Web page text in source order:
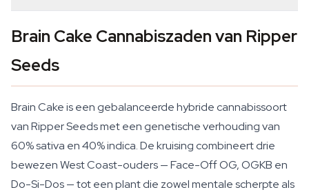
Brain Cake Cannabiszaden van Ripper
Seeds
Brain Cake is een gebalanceerde hybride cannabissoort
van Ripper Seeds met een genetische verhouding van
60% sativa en 40% indica. De kruising combineert drie
bewezen West Coast-ouders — Face-Off OG, OGKB en
Do-Si-Dos — tot een plant die zowel mentale scherpte als